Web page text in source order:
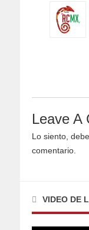
Leave A
Lo siento,
comentario.
VIDEO DE